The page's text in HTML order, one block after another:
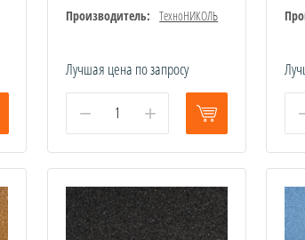
Производитель: ТехноНИКОЛЬ
Лучшая цена по запросу
− +